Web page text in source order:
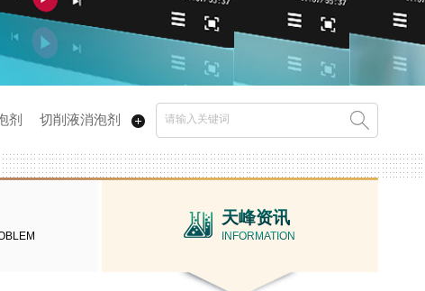
剂 切削液消泡剂
天峰资讯
INFORMATION